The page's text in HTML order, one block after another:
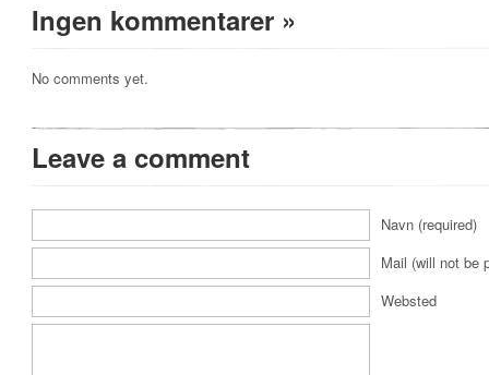
Ingen kommentarer »
No comments yet.
Leave a comment
Navn (required)
Mail (will not be
Websted